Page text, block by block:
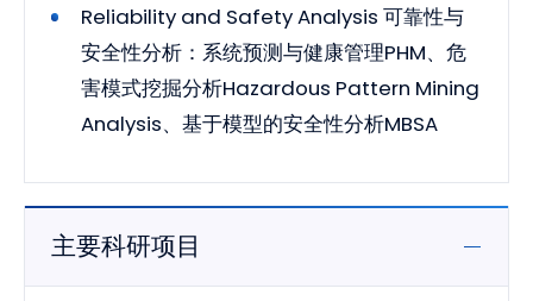
Reliability and Safety Analysis 可靠性与
安全性分析：系统预测与健康管理PHM、危
害模式挖掘分析Hazardous Pattern Mining
Analysis、基于模型的安全性分析MBSA
主要科研项目